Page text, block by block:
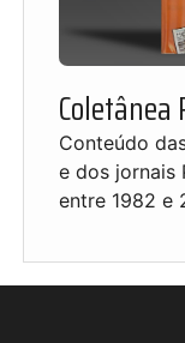
Coletânea
Conteúdo
e dos jornais
entre 1982 e